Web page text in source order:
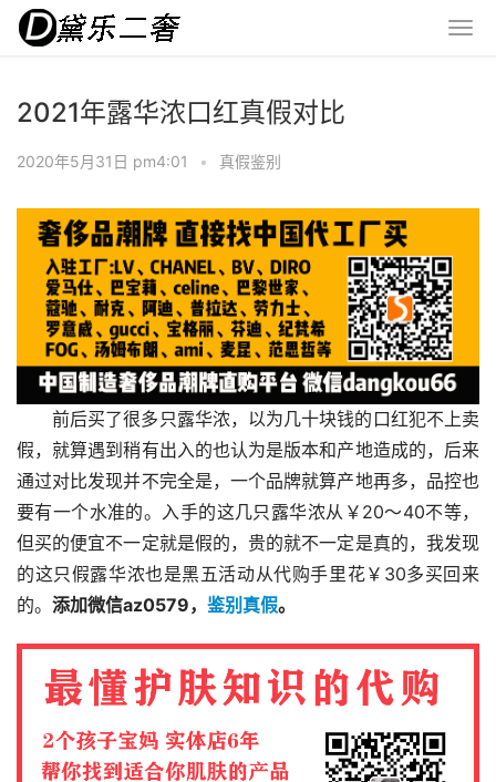
2021年露华浓口红真假对比
2020年5月31日 pm4:01 • 真假鉴别
前后买了很多只露华浓，以为几十块钱的口红犯不上卖
假，就算遇到稍有出入的也认为是版本和产地造成的，后来
通过对比发现并不完全是，一个品牌就算产地再多，品控也
要有一个水准的。入手的这几只露华浓从￥20～40不等，
但买的便宜不一定就是假的，贵的就不一定是真的，我发现
的这只假露华浓也是黑五活动从代购手里花￥30多买回来
的。 添加微信az0579， 鉴别真假。